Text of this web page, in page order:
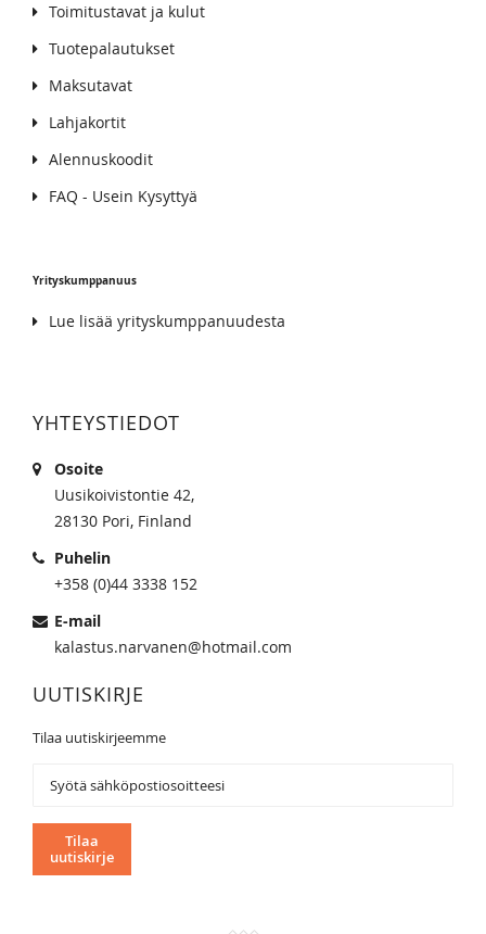
Toimitustavat ja kulut
Tuotepalautukset
Maksutavat
Lahjakortit
Alennuskoodit
FAQ - Usein Kysyttyä
Yrityskumppanuus
Lue lisää yrityskumppanuudesta
YHTEYSTIEDOT
Osoite
Uusikoivistontie 42,
28130 Pori, Finland
Puhelin
+358 (0)44 3338 152
E-mail
kalastus.narvanen@hotmail.com
UUTISKIRJE
Tilaa uutiskirjeemme
uutiskirjeemme:
Tilaa
uutiskirje